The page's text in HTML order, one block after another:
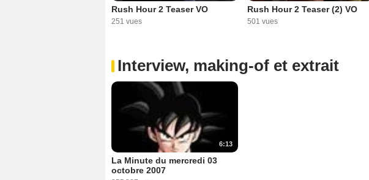
Rush Hour 2 Teaser VO
251 vues
Rush Hour 2 Teaser (2) VO
501 vues
Interview, making-of et extrait
6:13
La Minute du mercredi 03
octobre 2007